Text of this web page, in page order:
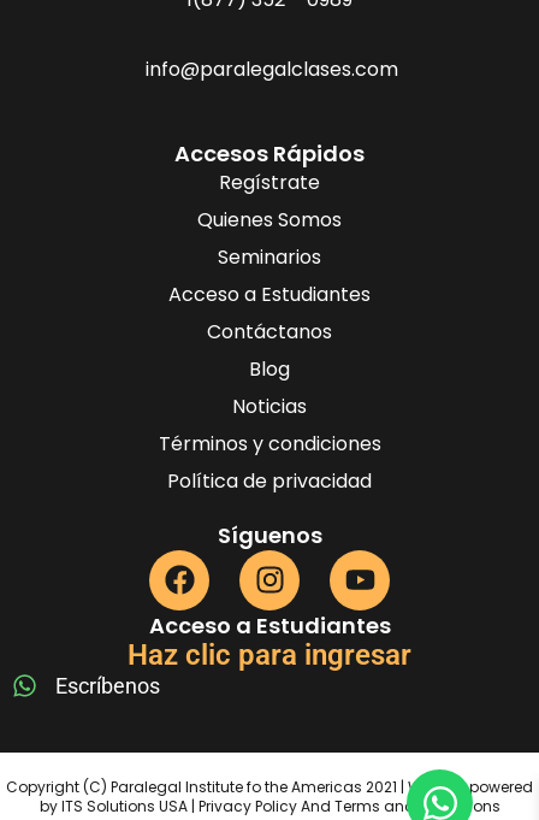
info@paralegalclases.com
Accesos Rápidos
Regístrate
Quienes Somos
Seminarios
Acceso a Estudiantes
Contáctanos
Blog
Noticias
Términos y condiciones
Política de privacidad
Síguenos
Acceso a Estudiantes
Haz clic para ingresar
Escríbenos
Copyright (C) Paralegal Institute fo the Americas 2021 | Website powered
by ITS Solutions USA | Privacy Policy And Terms and Conditions